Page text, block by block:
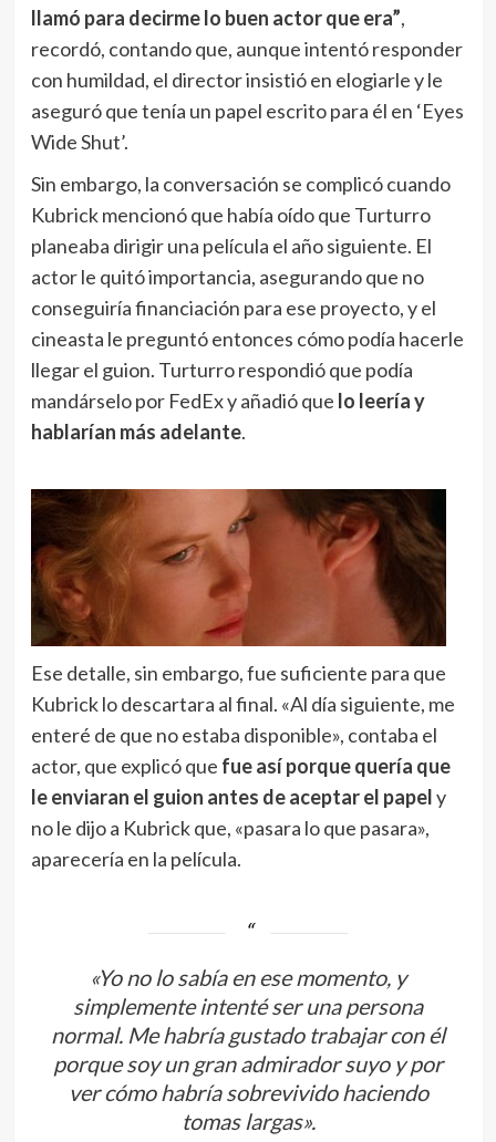
llamó para decirme lo buen actor que era”,
recordó, contando que, aunque intentó responder
con humildad, el director insistió en elogiarle y le
aseguró que tenía un papel escrito para él en ‘Eyes
Wide Shut’.
Sin embargo, la conversación se complicó cuando
Kubrick mencionó que había oído que Turturro
planeaba dirigir una película el año siguiente. El
actor le quitó importancia, asegurando que no
conseguiría financiación para ese proyecto, y el
cineasta le preguntó entonces cómo podía hacerle
llegar el guion. Turturro respondió que podía
mandárselo por FedEx y añadió que lo leería y
hablarían más adelante.
Ese detalle, sin embargo, fue suficiente para que
Kubrick lo descartara al final. «Al día siguiente, me
enteré de que no estaba disponible», contaba el
actor, que explicó que fue así porque quería que
le enviaran el guion antes de aceptar el papely
no le dijo a Kubrick que, «pasara lo que pasara»,
aparecería en la película.
«Yo no lo sabía en ese momento, y
simplemente intenté ser una persona
normal. Me habría gustado trabajar con él
porque soy un gran admirador suyo y por
ver cómo habría sobrevivido haciendo
tomas largas».